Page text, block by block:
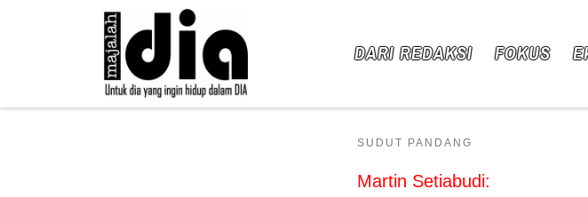
Skip to content
DARI REDAKSI FOKUS
SUDUT PANDANG
Martin Setiabudi: